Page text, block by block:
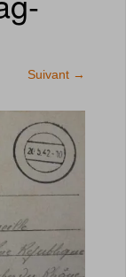
Suivant →